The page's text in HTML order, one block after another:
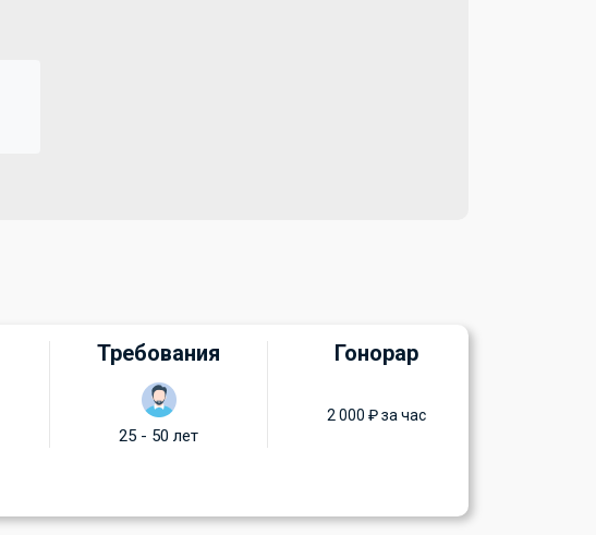
Требования
25 - 50 лет
Гонорар
2 000 ₽ за час